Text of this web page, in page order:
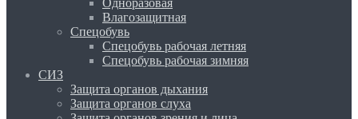
Одноразовая
Влагозащитная
Спецобувь
Спецобувь рабочая летняя
Спецобувь рабочая зимняя
СИЗ
Защита органов дыхания
Защита органов слуха